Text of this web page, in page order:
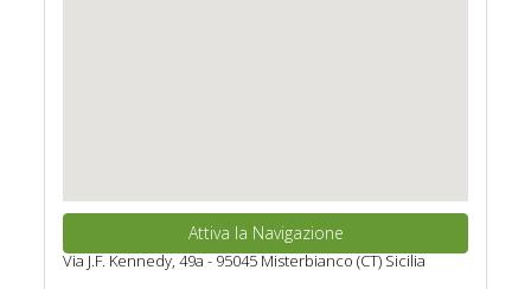
Attiva la Navigazione
Via J.F. Kennedy, 49a - 95045 Misterbianco (CT) Sicilia